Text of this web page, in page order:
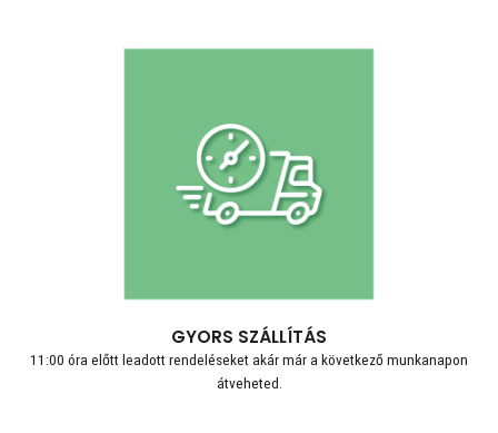
GYORS SZÁLLÍTÁS
11:00 óra előtt leadott rendeléseket akár már a következő munkanapon
átveheted.